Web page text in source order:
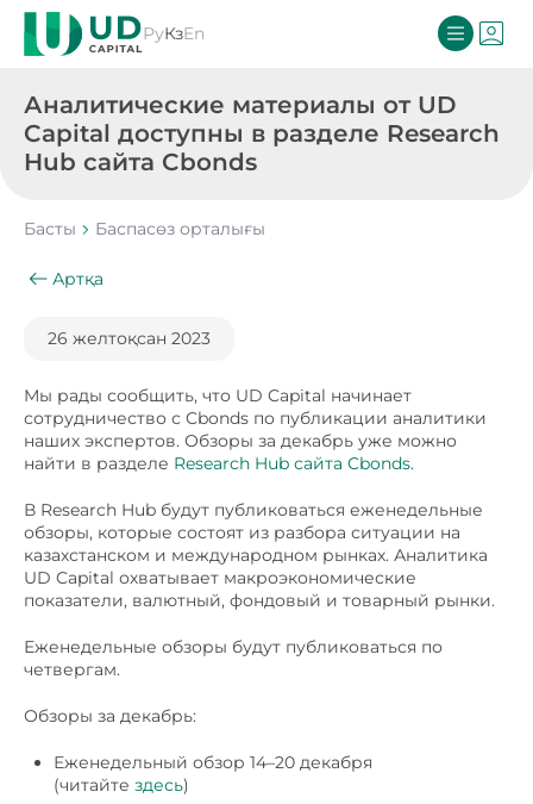
РуКзEn
Аналитические материалы от UD
Capital доступны в разделе Research
Hub сайта Cbonds
Басты Баспасөз орталығы
Артқа
26 желтоқсан 2023
Мы рады сообщить, что UD Capital начинает
сотрудничество с Cbonds по публикации аналитики
наших экспертов. Обзоры за декабрь уже можно
найти в разделе Research Hub сайта Cbonds.
В Research Hub будут публиковаться еженедельные
обзоры, которые состоят из разбора ситуации на
казахстанском и международном рынках. Аналитика
UD Capital охватывает макроэкономические
показатели, валютный, фондовый и товарный рынки.
Еженедельные обзоры будут публиковаться по
четвергам.
Обзоры за декабрь:
Еженедельный обзор 14–20 декабря
(читайте здесь)